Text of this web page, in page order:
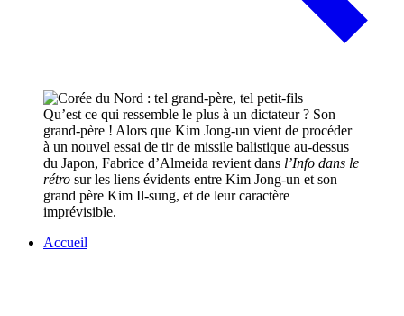
Qu’est ce qui ressemble le plus à un dictateur ? Son
grand-père ! Alors que Kim Jong-un vient de procéder
à un nouvel essai de tir de missile balistique au-dessus
du Japon, Fabrice d’Almeida revient dans l’Info dans le
rétro sur les liens évidents entre Kim Jong-un et son
grand père Kim Il-sung, et de leur caractère
imprévisible.
Accueil